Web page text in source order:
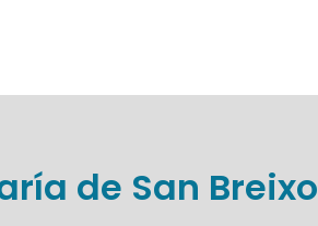
de San Breixo